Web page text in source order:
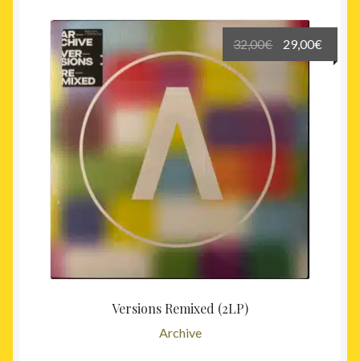
Versions Remixed (2LP)
Archive
32,00€
Le
prix
était :
29,00€
prix